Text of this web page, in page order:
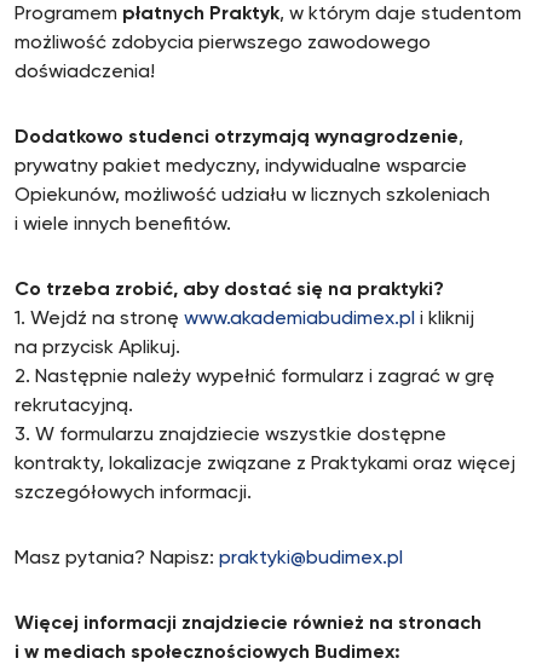
Programem płatnych Praktyk, w którym daje studentom
możliwość zdobycia pierwszego zawodowego
doświadczenia!
Dodatkowo studenci otrzymają wynagrodzenie,
prywatny pakiet medyczny, indywidualne wsparcie
Opiekunów, możliwość udziału w licznych szkoleniach
i wiele innych benefitów.
Co trzeba zrobić, aby dostać się na praktyki?
1. Wejdź na stronę www.akademiabudimex.pl i kliknij
na przycisk Aplikuj.
2. Następnie należy wypełnić formularz i zagrać w grę
rekrutacyjną.
3. W formularzu znajdziecie wszystkie dostępne
kontrakty, lokalizacje związane z Praktykami oraz więcej
szczegółowych informacji.
Masz pytania? Napisz: praktyki@budimex.pl
Więcej informacji znajdziecie również na stronach
i w mediach społecznościowych Budimex: